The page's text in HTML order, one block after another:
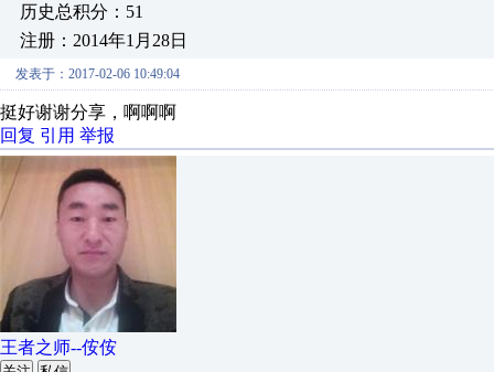
历史总积分：51
注册：2014年1月28日
发表于：2017-02-06 10:49:04
挺好谢谢分享，啊啊啊
回复 引用 举报
王者之师--侒侒